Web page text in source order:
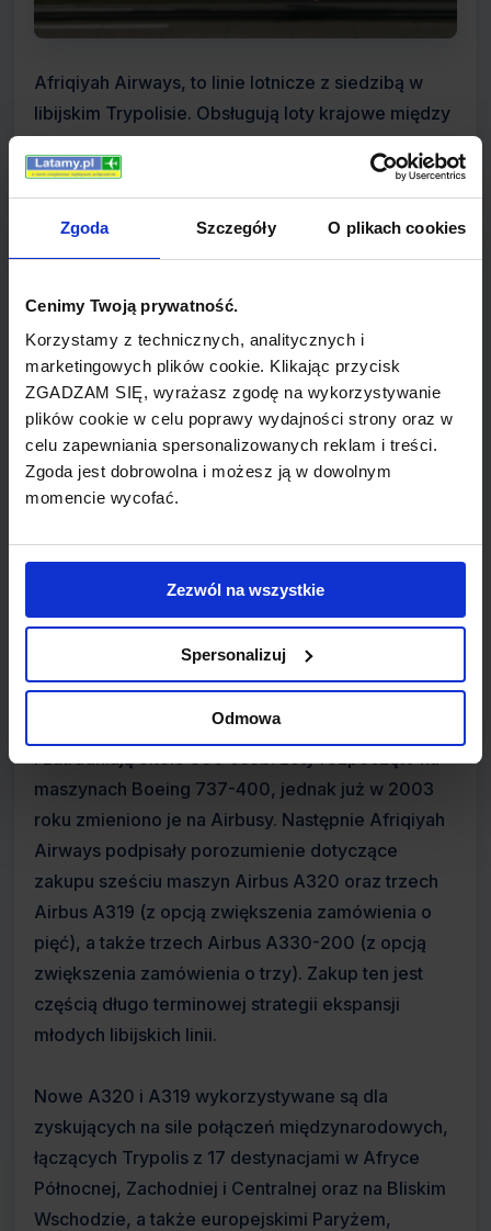
Zgoda Szczegóły O plikach cookies
Cenimy Twoją prywatność.
Korzystamy z technicznych, analitycznych i
marketingowych plików cookie. Klikając przycisk
ZGADZAM SIĘ, wyrażasz zgodę na wykorzystywanie
plików cookie w celu poprawy wydajności strony oraz w
celu zapewniania spersonalizowanych reklam i treści.
Zgoda jest dobrowolna i możesz ją w dowolnym
momencie wycofać.
Zezwól na wszystkie
Spersonalizuj
Odmowa
Afriqiyah Airways, to linie lotnicze z siedzibą w
libijskim Trypolisie. Obsługują loty krajowe między
Trypolisem i Bengazi oraz regularne loty
międzynarodowe do ponad 25 krajów w Europie,
Afryce, Azji i na Bliskim Wschodzie. Główną bazą
lotniczą jest Tripoli International Airport.
Nazwa Afriqiyah oznacza w języku arabsim
bokach samolotów przewoźnika, odnosi się do
dnia wprowadzenia Deklaracji Sirte, która jest
równoznaczna z powstaniem Unii Afrykańskiej. Z
założenia Afriqiyah miała być Airline of Africa (linią
Afryki) z węzłem w Trypolisie.
W 2006 roku dochód linii wyniósł 120 milionów
Carriers Organization oraz International Air
Transport Association (IATA).
Linie, oferujące loty regularne, utworzono w 2001
roku. Są one w całości własnością libijskiego rządu
i zatrudniają około 300 osób. Loty rozpoczęto na
maszynach Boeing 737-400, jednak już w 2003
roku zmieniono je na Airbusy. Następnie Afriqiyah
Airways podpisały porozumienie dotyczące
zakupu sześciu maszyn Airbus A320 oraz trzech
Airbus A319 (z opcją zwiększenia zamówienia o
pięć), a także trzech Airbus A330-200 (z opcją
zwiększenia zamówienia o trzy). Zakup ten jest
częścią długo terminowej strategii ekspansji
młodych libijskich linii.
Nowe A320 i A319 wykorzystywane są dla
zyskujących na sile połączeń międzynarodowych,
łączących Trypolis z 17 destynacjami w Afryce
Północnej, Zachodniej i Centralnej oraz na Bliskim
Wschodzie, a także europejskimi Paryżem,